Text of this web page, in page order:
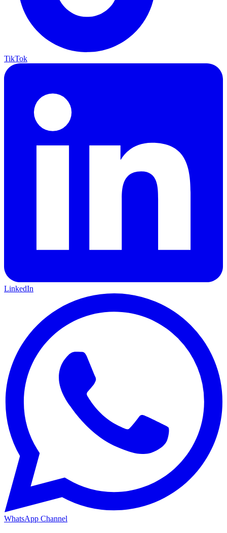
TikTok
LinkedIn
WhatsApp Channel